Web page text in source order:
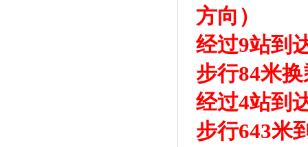
方向）
经过9站到
步行84米
经过4站到
步行643米